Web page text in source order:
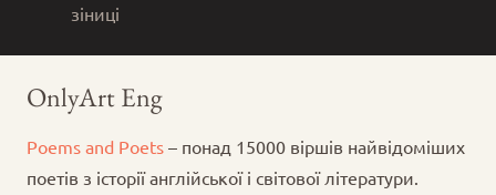
зіниці
OnlyArt Eng
Poems and Poets – понад 15000 віршів найвідоміших
поетів з історії англійської і світової літератури.